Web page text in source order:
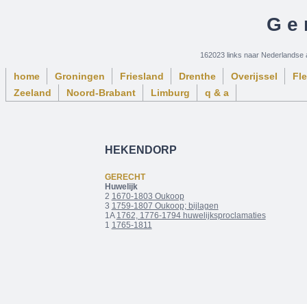
162023 links naar
home Groningen Friesland Drenthe Overijssel
Zeeland
Noord-Brabant Limburg q & a
HEKENDORP
GERECHT
Huwelijk
2 1670-1803 Oukoop
3 1759-1807 Oukoop; bijlagen
1A 1762, 1776-1794 huwelijksproclamaties
1 1765-1811